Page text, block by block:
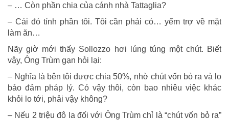
– … Còn phần chia của cánh nhà Tattaglia?
– Cái đó tính phần tôi. Tôi cần phải có… yểm trợ về mặt
làm ăn…
Nãy giờ mới thấy Sollozzo hơi lúng túng một chút. Biết
vậy, Ông Trùm gạn hỏi lại:
– Nghĩa là bên tôi được chia 50%, nhờ chút vốn bỏ ra và lo
bảo đảm pháp lý. Có vậy thôi, còn bao nhiêu việc khác
khỏi lo tới, phải vậy không?
– Nếu 2 triệu đô la đối với Ông Trùm chỉ là “chút vốn bỏ ra”